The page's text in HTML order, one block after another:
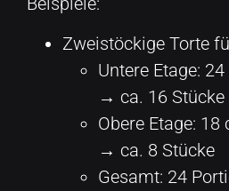
Zweistöckige Torte
Untere Etage:
→ ca. 16 Stücke
Obere Etage:
→ ca. 8 Stücke
Gesamt: 24